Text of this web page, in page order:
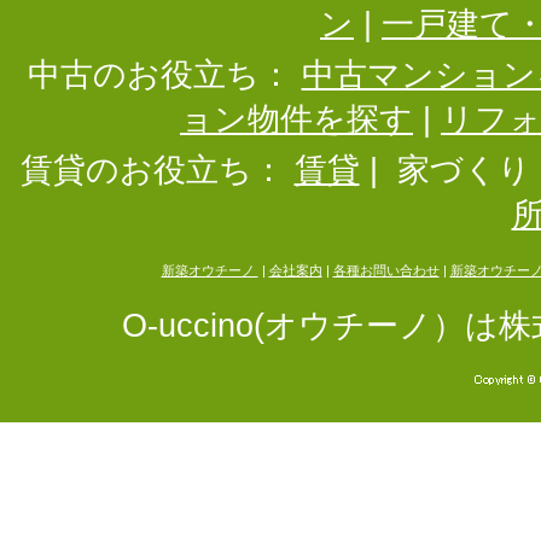
ン
一戸建て
中古のお役立ち：
中古マンショ
ョン物件を探す
リフ
賃貸のお役立ち：
賃貸
家づくり
新築オウチーノ 会社案内 各種お問い合わせ| 新築オウチー
O-uccino(オウチーノ）は